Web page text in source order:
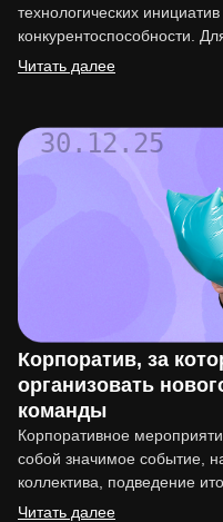
технологических
конкурентоспособности.
перестала быть
Читать далее
30.12.25
Корпоратив, за
организовать
команды
Корпоративное
собой значимое событие,
коллектива, подведение
мотивации сотрудников.
Читать далее